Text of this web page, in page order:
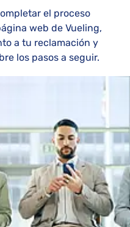
el proceso
web de Vueling,
a tu reclamación y
los pasos a seguir.